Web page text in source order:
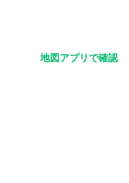
地図アプリで確認